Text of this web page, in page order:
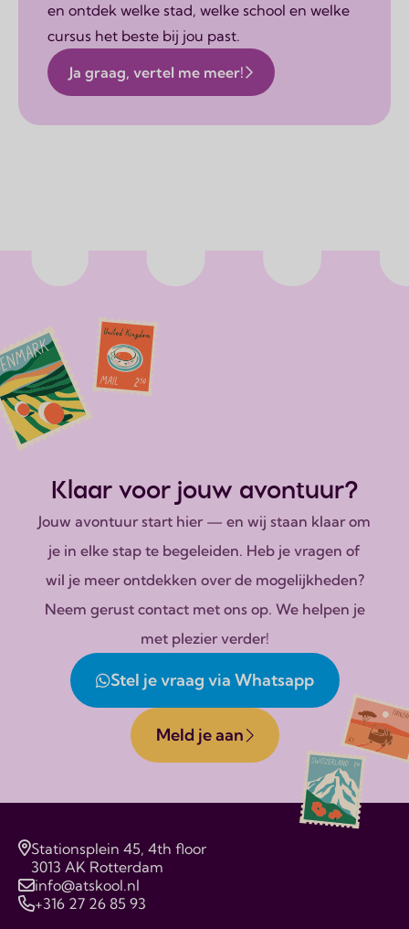
en ontdek welke stad, welke school en welke
cursus het beste bij jou past.
Ja graag, vertel me meer!
Klaar voor jouw avontuur?
Jouw avontuur start hier — en wij staan klaar om
je in elke stap te begeleiden. Heb je vragen of
wil je meer ontdekken over de mogelijkheden?
Neem gerust contact met ons op. We helpen je
met plezier verder!
Stel je vraag via Whatsapp
Meld je aan
Stationsplein 45, 4th floor
3013 AK Rotterdam
info@atskool.nl
+316 27 26 85 93